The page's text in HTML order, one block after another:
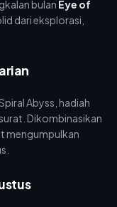
bulan Eye of
dari eksplorasi,
Abyss, hadiah
Dikombinasikan
mengumpulkan